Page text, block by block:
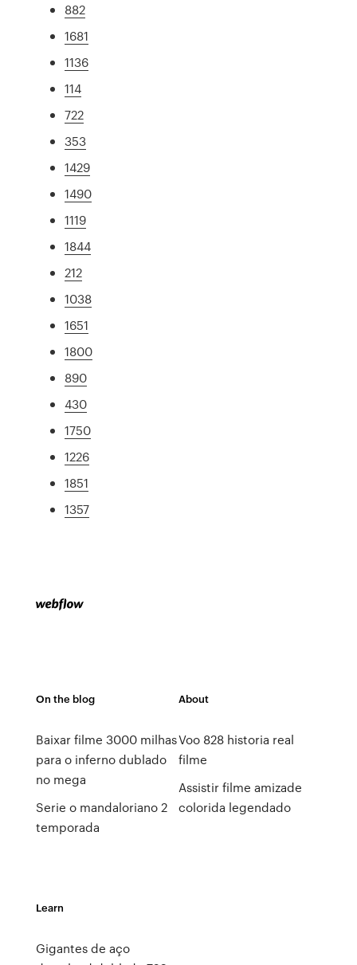
882
1681
1136
114
722
353
1429
1490
1119
1844
212
1038
1651
1800
890
430
1750
1226
1851
1357
On the blog
Baixar filme 3000 milhas
para o inferno dublado
no mega
Serie o mandaloriano 2
temporada
About
Voo 828 historia real
filme
Assistir filme amizade
colorida legendado
Learn
Gigantes de aço